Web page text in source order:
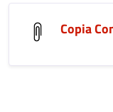
Copia